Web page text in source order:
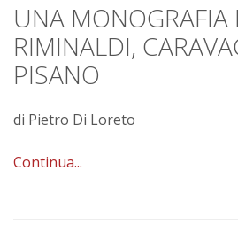
UNA MONOGRAFIA
RIMINALDI,
PISANO
di Pietro Di Loreto
Continua...